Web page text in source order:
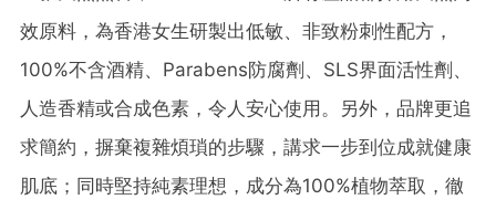
效原料，為香港女生研製出低敏、非致粉刺性配方，
100%不含酒精、Parabens防腐劑、SLS界面活性劑、
人造香精或合成色素，令人安心使用。另外，品牌更追
求簡約，摒棄複雜煩瑣的步驟，講求一步到位成就健康
肌底；同時堅持純素理想，成分為100%植物萃取，徹